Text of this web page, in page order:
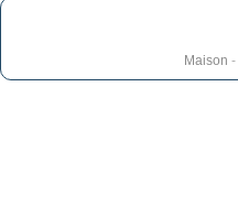
Maison -